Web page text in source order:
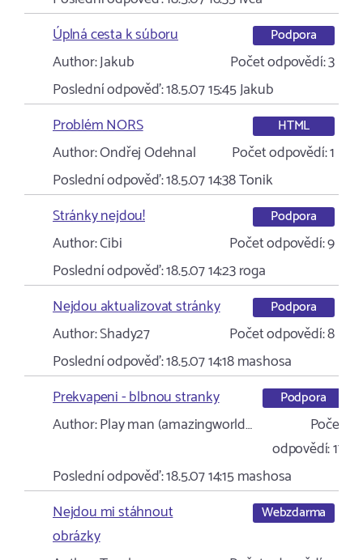
Úplná cesta k súboru
Podpora
Author:Jakub Počet odpovědí:3
Poslední odpověď:18.5.07 15:45Jakub
Problém NORS
HTML
Author:Ondřej Odehnal Počet odpovědí:1
Poslední odpověď:18.5.07 14:38Tonik
Stránky nejdou!
Podpora
Author:Cibi Počet odpovědí:9
Poslední odpověď:18.5.07 14:23roga
Nejdou aktualizovat stránky
Podpora
Author:Shady27 Počet odpovědí:8
Poslední odpověď:18.5.07 14:18mashosa
Prekvapeni - blbnou stranky
Podpora
Author:Play man (amazingworld…
Počet
odpovědí:17
Poslední odpověď:18.5.07 14:15mashosa
Nejdou mi stáhnout
obrázky
Webzdarma